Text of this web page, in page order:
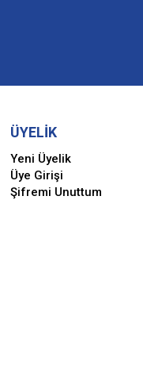
ÜYELİK
Yeni Üyelik
Üye Girişi
Şifremi Unuttum